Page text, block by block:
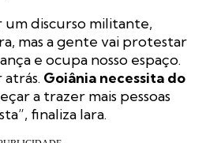
um discurso militante,
mas a gente vai protestar
e ocupa nosso espaço.
Goiânia necessita do
a trazer mais pessoas
finaliza Iara.